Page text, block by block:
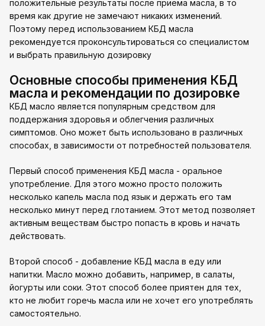
положительные результаты после приема масла, в то
время как другие не замечают никаких изменений.
Поэтому перед использованием КБД масла
рекомендуется проконсультироваться со специалистом
и выбрать правильную дозировку
Основные способы применения КБД
масла и рекомендации по дозировке
КБД масло является популярным средством для
поддержания здоровья и облегчения различных
симптомов. Оно может быть использовано в различных
способах, в зависимости от потребностей пользователя.
Первый способ применения КБД масла - оральное
употребление. Для этого можно просто положить
несколько капель масла под язык и держать его там
несколько минут перед глотанием. Этот метод позволяет
активным веществам быстро попасть в кровь и начать
действовать.
Второй способ - добавление КБД масла в еду или
напитки. Масло можно добавить, например, в салаты,
йогурты или соки. Этот способ более приятен для тех,
кто не любит горечь масла или не хочет его употреблять
самостоятельно.